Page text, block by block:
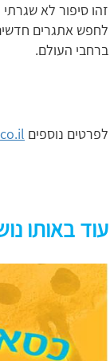
זהו סיפור לא
לחפש אתגרים
ברחבי העולם.
לפרטים נוספים
עוד באותו